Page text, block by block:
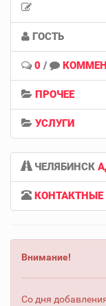
ГОСТЬ
0 /
ПРОЧЕЕ
УСЛУГИ
ЧЕЛЯБИНСК
Внимание!
Со дня